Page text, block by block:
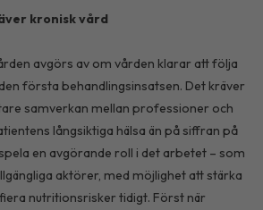
kronisk vård
avgörs av om vården klarar att följa
första behandlingsinsatsen. Det kräver
samverkan mellan professioner och
långsiktiga hälsa än på siffran på
en avgörande roll i det arbetet – som
aktörer, med möjlighet att stärka
nutritionsrisker tidigt. Först när